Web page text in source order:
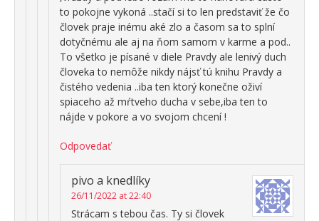
to pokojne vykoná ..stačí si to len predstaviť že čo
človek praje inému aké zlo a časom sa to splní
dotyčnému ale aj na ňom samom v karme a pod..
To všetko je písané v diele Pravdy ale lenivý duch
človeka to nemôže nikdy nájsť tú knihu Pravdy a
čistého vedenia ..iba ten ktorý konečne oživí
spiaceho až mŕtveho ducha v sebe,iba ten to
nájde v pokore a vo svojom chcení !
Odpovedať
pivo a knedlíky
26/11/2022 at 22:40
Strácam s tebou čas. Ty si človek